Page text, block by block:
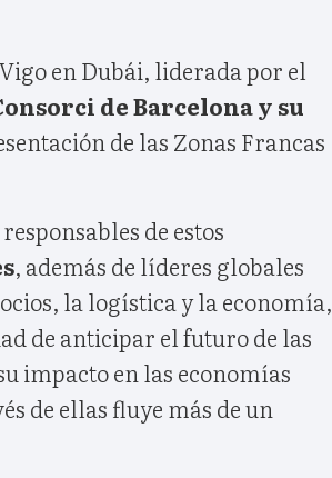
en Dubái, liderada por el
de Barcelona y su
de las Zonas Francas
de estos
, además de líderes globales
la logística y la economía,
de anticipar el futuro de las
impacto en las economías
de ellas fluye más de un